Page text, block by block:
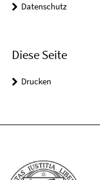
Datenschutz
Diese Seite
Drucken